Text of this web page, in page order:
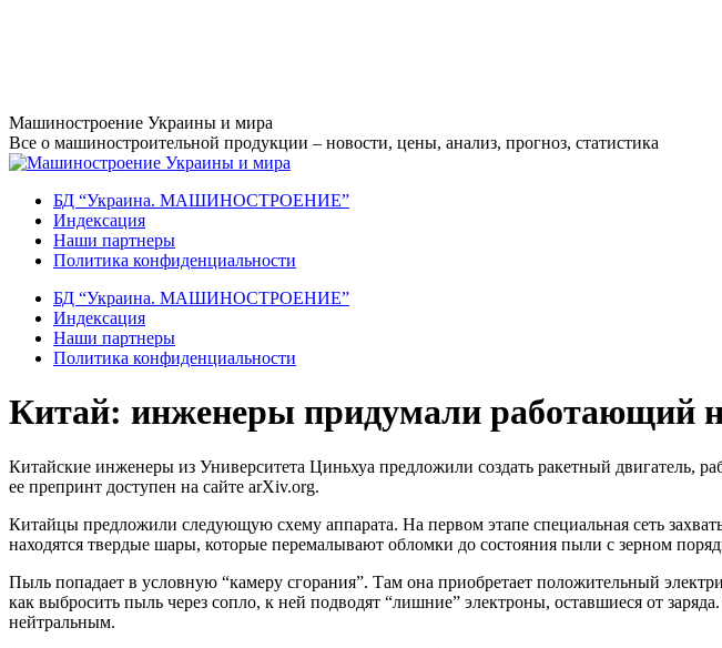
Перейти
к
содержанию
Машиностроение Украины и мира
Все о машиностроительной продукции – новости, цены, анализ, прогноз, статистика
БД “Украина. МАШИНОСТРОЕНИЕ”
Индекcация
Наши партнеры
Политика конфиденциальности
БД “Украина. МАШИНОСТРОЕНИЕ”
Индекcация
Наши партнеры
Политика конфиденциальности
Китай: инженеры придумали работающий
Китайские инженеры из Университета Циньхуа предложили создать ракетный двигатель,
ее препринт доступен на сайте arXiv.org.
Китайцы предложили следующую схему аппарата. На первом этапе специальная сеть
находятся твердые шары, которые перемалывают обломки до состояния пыли с зерном
Пыль попадает в условную “камеру сгорания”. Там она приобретает положительный
как выбросить пыль через сопло, к ней подводят “лишние” электроны, оставшиеся от
нейтральным.